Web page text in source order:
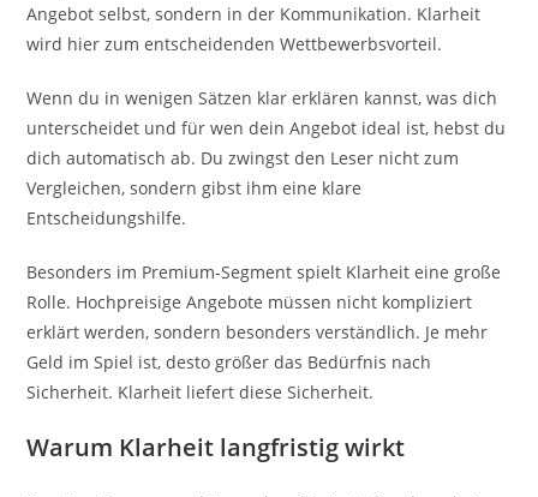
Angebot selbst, sondern in der Kommunikation. Klarheit
wird hier zum entscheidenden Wettbewerbsvorteil.
Wenn du in wenigen Sätzen klar erklären kannst, was dich
unterscheidet und für wen dein Angebot ideal ist, hebst du
dich automatisch ab. Du zwingst den Leser nicht zum
Vergleichen, sondern gibst ihm eine klare
Entscheidungshilfe.
Besonders im Premium-Segment spielt Klarheit eine große
Rolle. Hochpreisige Angebote müssen nicht kompliziert
erklärt werden, sondern besonders verständlich. Je mehr
Geld im Spiel ist, desto größer das Bedürfnis nach
Sicherheit. Klarheit liefert diese Sicherheit.
Warum Klarheit langfristig wirkt